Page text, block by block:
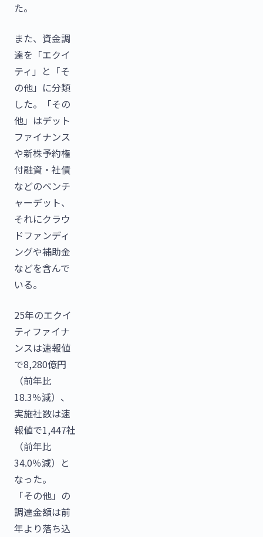
た。
また、資金調
達を「エクイ
ティ」と「そ
の他」に分類
した。「その
他」はデット
ファイナンス
や新株予約権
付融資・社債
などのベンチ
ャーデット、
それにクラウ
ドファンディ
ングや補助金
などを含んで
いる。
25年のエクイ
ティファイナ
ンスは速報値
で8,280億円
（前年比
18.3％減）、
実施社数は速
報値で1,447社
（前年比
34.0％減）と
なった。
「その他」の
調達金額は前
年より落ち込